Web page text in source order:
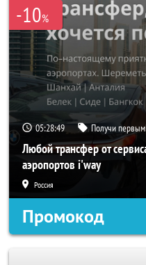
-10%
05:28:46 Получи
Любой трансфер от
аэропортов i'way
Россия
Промокод